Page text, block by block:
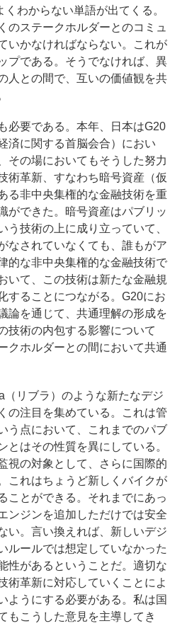
わからない単語が出てくる。
のステークホルダーとのコミュ
いかなければならない。これが
プである。そうでなければ、異
人との間で、互いの価値観を共
必要である。本年、日本はG20
済に関する首脳会合）におい
その場においてもそうした努力
術革新、すなわち暗号資産（仮
る非中央集権的な金融技術を重
ができた。暗号資産はパブリッ
う技術の上に成り立っていて、
なされていなくても、誰もがア
的な非中央集権的な金融技術で
いて、この技術は新たな金融規
することにつながる。G20にお
論を通じて、共通理解の形成を
技術の内包する影響について
クホルダーとの間において共通
（リブラ）のような新たなデジ
の注目を集めている。これは管
う点において、これまでのパブ
とはその性質を異にしている。
視の対象として、さらに国際的
これはちょうど新しくバイクが
ことができる。それまでにあっ
ンジンを追加しただけでは安全
い。言い換えれば、新しいデジ
ルールでは想定していなかった
性があるということだ。適切な
術革新に対応していくことによ
ようにする必要がある。私は国
もこうした意見を主導してき